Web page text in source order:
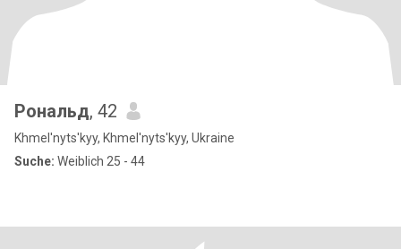
Рональд, 42
Khmel'nyts'kyy, Khmel'nyts'kyy, Ukraine
Suche: Weiblich 25 - 44